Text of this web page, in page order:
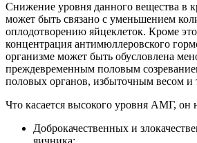
Снижение уровня данного вещества в
может быть связано с уменьшением
оплодотворению яйцеклеток. Кроме
концентрация антимюллеровского
организме может быть обусловлена
преждевременным половым
половых органов, избыточным весом и
Что касается высокого уровня АМГ, он
Доброкачественных и